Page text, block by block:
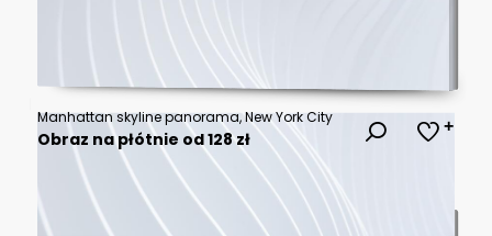
Manhattan skyline panorama, New York City
Obraz na płótnie od 128 zł